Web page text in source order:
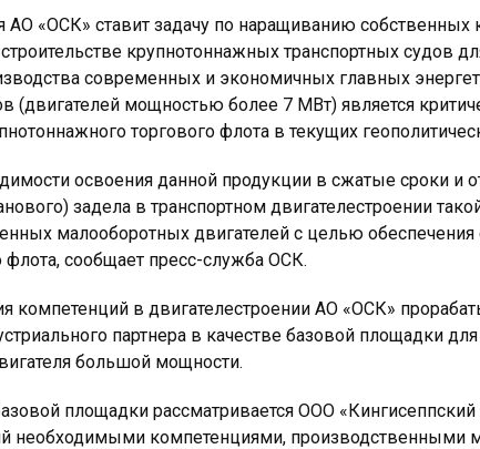
АО «ОСК» ставит задачу по наращиванию собственных
крупнотоннажных транспортных судов
современных и экономичных главных
(двигателей мощностью более 7 МВт) является
торгового флота в текущих
освоения данной продукции в сжатые сроки и
задела в транспортном двигателестроении
малооборотных двигателей с целью обеспечения
флота, сообщает пресс-служба ОСК.
компетенций в двигателестроении АО «ОСК»
партнера в качестве базовой площадки
большой мощности.
площадки рассматривается ООО
необходимыми компетенциями, производственными